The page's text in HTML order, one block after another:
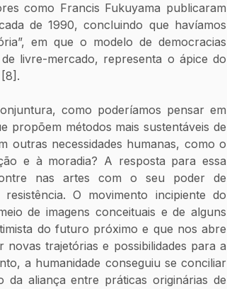
como Francis Fukuyama publicaram
de 1990, concluindo que havíamos
em que o modelo de democracias
livre-mercado, representa o ápice do
como poderíamos pensar em
propõem métodos mais sustentáveis de
outras necessidades humanas, como o
e à moradia? A resposta para essa
nas artes com o seu poder de
de imagens conceituais e de alguns
do futuro próximo e que nos abre
novas trajetórias e possibilidades para a
a humanidade conseguiu se conciliar
aliança entre práticas originárias de